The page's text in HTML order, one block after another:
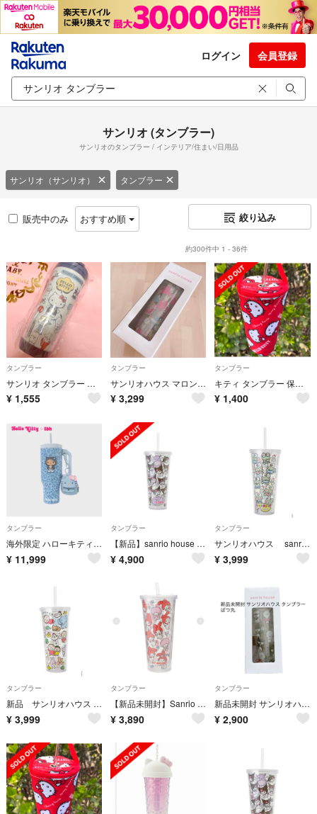
ログイン 会員登録
サンリオ (タンブラー)
サンリオのタンブラー / インテリア/住まい/日用品
サンリオ（サンリオ） タンブラー
販売中のみ おすすめ順 絞り込み
約300件中 1 - 36件
タンブラー
サンリオ タンブラー 新品未使用
¥ 1,555
タンブラー
サンリオハウス マロンクリーム クリアタンブラー
¥ 3,299
タンブラー
キティ タンブラー 保冷バッグ ドリンクホルダー サンリオ ハローキティ 韓国
¥ 1,400
タンブラー
海外限定 ハローキティ Hello Kitty tbh ステンレスタンブラー ポーチ付き ブルー
¥ 11,999
タンブラー
【新品】sanrio house クリアタンブラー クロミ
¥ 4,900
タンブラー
サンリオハウス sanrio house クリアタンブラー けろけろけろっぴ
¥ 3,999
タンブラー
新品 サンリオハウス sanrio house クリアタンブラー みんなのたあ坊
¥ 3,999
タンブラー
【新品未開封】Sanrio house クリアタンブラー マイメロディ
¥ 3,890
タンブラー
新品未開封 サンリオハウス クリアタンブラー バッドばつ丸 はぴだんぶい
¥ 2,900